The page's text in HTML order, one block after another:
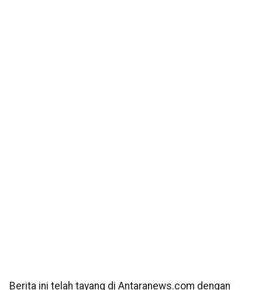
Berita ini telah tayang di Antaranews.com dengan